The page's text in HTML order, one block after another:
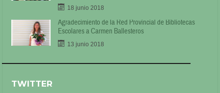
18 junio 2018
Agradecimiento de la Red Provincial de Bibliotecas
Escolares a Carmen Ballesteros
13 junio 2018
TWITTER